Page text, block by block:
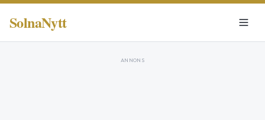
SolnaNytt
ANNONS